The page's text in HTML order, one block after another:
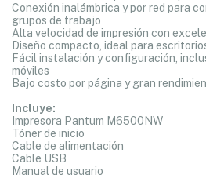
Conexión inalámbrica y por red para
grupos de trabajo
Alta velocidad de impresión con
Diseño compacto, ideal para
Fácil instalación y configuración,
móviles
Bajo costo por página y gran
Incluye:
Impresora Pantum M6500NW
Tóner de inicio
Cable de alimentación
Cable USB
Manual de usuario